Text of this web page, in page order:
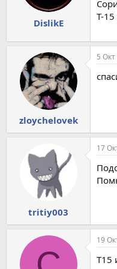
DislikE
Т-15
zloychelovek
5
tritiy003
17
19
Т15